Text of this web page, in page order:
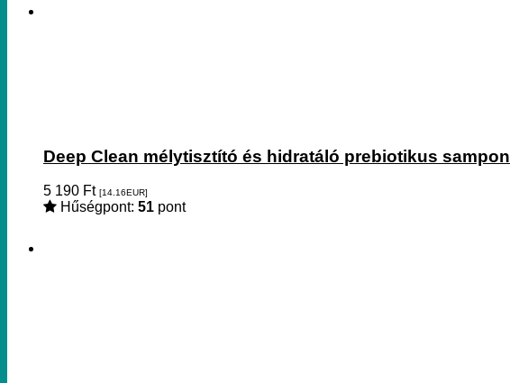
Deep Clean mélytisztító és hidratáló prebiotikus sampon
5 190 Ft [14.16EUR]
Hűségpont: 51 pont